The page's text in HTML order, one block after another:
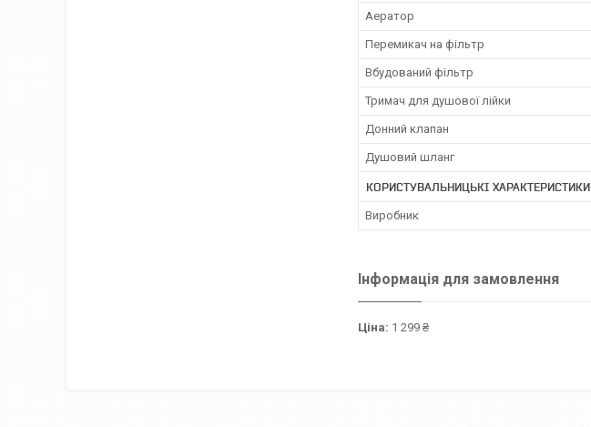
Аератор
Перемикач на фільтр
Вбудований фільтр
Тримач для душової лійки
Донний клапан
Душовий шланг
КОРИСТУВАЛЬНИЦЬКІ ХАРАКТЕРИСТИКИ
Виробник
Інформація для замовлення
Ціна: 1 299 ₴